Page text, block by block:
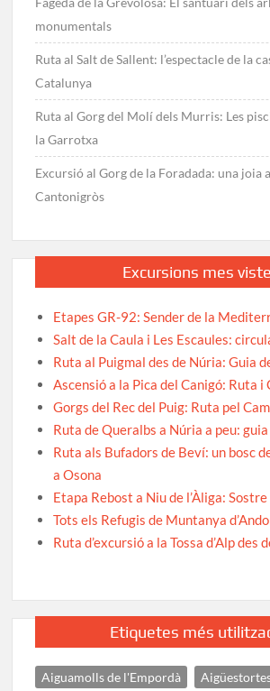
monumentals
Ruta al Salt de Sallent: l’espectacle de la
Catalunya
Ruta al Gorg del Molí dels Murris: Les
la Garrotxa
Excursió al Gorg de la Foradada: una joia
Cantonigròs
Excursions mes
Etapes GR-92: Sender de la
Salt de la Caula i Les Escaules:
Ruta al Puigmal des de Núria: Guia
Ascensió a la Pica del Canigó: Ruta i
Gorgs del Rec del Puig: Ruta pel
Ruta de Queralbs a Núria a peu: guia
Ruta als Bufadors de Beví: un bosc
a Osona
Etapa Rebost a Niu de l’Àliga:
Tots els Refugis de Muntanya
Ruta d’excursió a la Tossa d’Alp des
Etiquetes més
Aiguamolls de l'Empordà